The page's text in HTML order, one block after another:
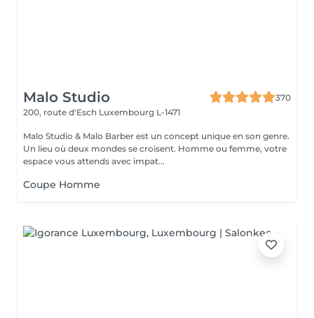
Malo Studio
370
200, route d'Esch Luxembourg L-1471
Malo Studio & Malo Barber est un concept unique en son genre.
Un lieu où deux mondes se croisent. Homme ou femme, votre
espace vous attends avec impat...
Coupe Homme